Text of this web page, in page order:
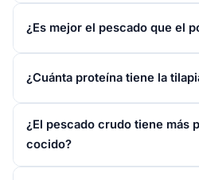
¿Es mejor el pescado que el
¿Cuánta proteína tiene la
¿El pescado crudo tiene más
cocido?